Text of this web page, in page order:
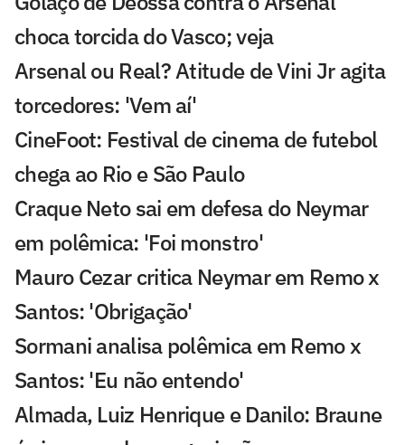
choca torcida do Vasco; veja
Arsenal ou Real? Atitude de Vini Jr agita
torcedores: 'Vem aí'
CineFoot: Festival de cinema de futebol
chega ao Rio e São Paulo
Craque Neto sai em defesa do Neymar
em polêmica: 'Foi monstro'
Mauro Cezar critica Neymar em Remo x
Santos: 'Obrigação'
Sormani analisa polêmica em Remo x
Santos: 'Eu não entendo'
Almada, Luiz Henrique e Danilo: Braune